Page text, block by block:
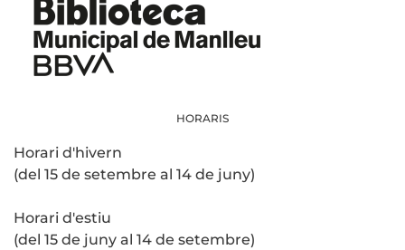
HORARIS
Horari d'hivern
(del 15 de setembre al 14 de juny)
Horari d'estiu
(del 15 de juny al 14 de setembre)